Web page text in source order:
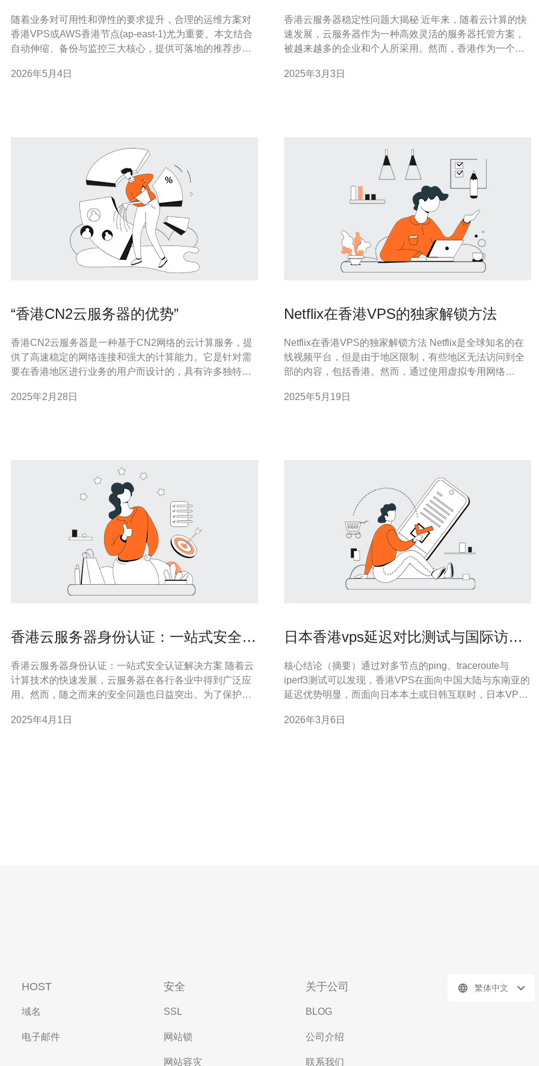
随着业务对可用性和弹性的要求提升，合理的运维方案对
香港VPS或AWS香港节点(ap-east-1)尤为重要。本文结合
自动伸缩、备份与监控三大核心，提供可落地的推荐步骤
步：架构设计与选型。建议将前端流量放在负载均衡器
2026年5月4日
香港云服务器稳定性问题大揭秘 近年来，随着云计算的快
速发展，云服务器作为一种高效灵活的服务器托管方案，
被越来越多的企业和个人所采用。然而，香港作为一个国
关注。本文将揭示香港云服务器的稳定性问题，帮助读者
2025年3月3日
“香港CN2云服务器的优势”
香港CN2云服务器是一种基于CN2网络的云计算服务，提
供了高速稳定的网络连接和强大的计算能力。它是针对需
要在香港地区进行业务的用户而设计的，具有许多独特的
推出的一种专用网络。与传统的互联网连接相比，CN2网
2025年2月28日
Netflix在香港VPS的独家解锁方法
Netflix在香港VPS的独家解锁方法 Netflix是全球知名的在
线视频平台，但是由于地区限制，有些地区无法访问到全
部的内容，包括香港。然而，通过使用虚拟专用网络
用服务器的缩写，它是一种虚拟化技术，可以将一个物理
2025年5月19日
香港云服务器身份认证：一站式安全认
香港云服务器身份认证：一站式安全认证解决方案 随着云
计算技术的快速发展，云服务器在各行各业中得到广泛应
用。然而，随之而来的安全问题也日益突出。为了保护用
证解决方案，有效应对了云服务器安全挑战。 云服务器身
2025年4月1日
日本香港vps延迟对比测试与国际访问
核心结论（摘要）通过对多节点的ping、traceroute与
iperf3测试可以发现，香港VPS在面向中国大陆与东南亚的
延迟优势明显，而面向日本本土或日韩互联时，日本VPS
Anycast DNS与智能调度（GSLB），并做好DDoS防御与
2026年3月6日
HOST
域名
电子邮件
安全
SSL
网站锁
网站容灾
关于公司
BLOG
公司介绍
联系我们
繁体中文